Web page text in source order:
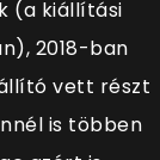
(a kiállítási
2018-ban
vett részt
is többen